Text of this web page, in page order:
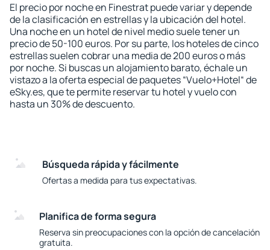
El precio por noche en Finestrat puede variar y depende
de la clasificación en estrellas y la ubicación del hotel.
Una noche en un hotel de nivel medio suele tener un
precio de 50-100 euros. Por su parte, los hoteles de cinco
estrellas suelen cobrar una media de 200 euros o más
por noche. Si buscas un alojamiento barato, échale un
vistazo a la oferta especial de paquetes “Vuelo+Hotel“ de
eSky.es, que te permite reservar tu hotel y vuelo con
hasta un 30% de descuento.
Búsqueda rápida y fácilmente
Ofertas a medida para tus expectativas.
Planifica de forma segura
Reserva sin preocupaciones con la opción de cancelación
gratuita.